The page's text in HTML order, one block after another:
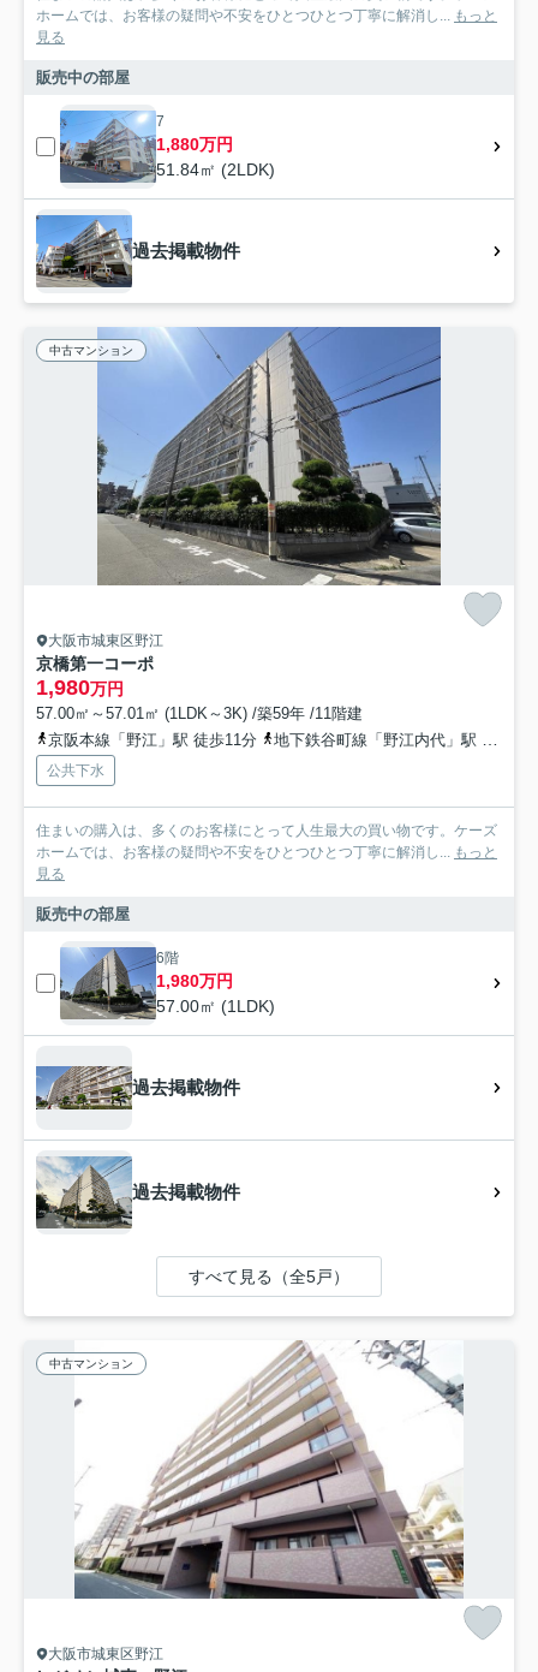
ホームでは、お客様の疑問や不安をひとつひとつ丁寧に解消し... もっと
見る
販売中の部屋
7
1,880万円
51.84㎡ (2LDK)
過去掲載物件
中古マンション
大阪市城東区野江
京橋第一コーポ
1,980万円
57.00㎡～57.01㎡ (1LDK～3K) /築59年 /11階建
京阪本線「野江」駅 徒歩11分
地下鉄谷町線「野江内代」駅 徒歩13分
公共下水
住まいの購入は、多くのお客様にとって人生最大の買い物です。ケーズ
ホームでは、お客様の疑問や不安をひとつひとつ丁寧に解消し... もっと
見る
販売中の部屋
6階
1,980万円
57.00㎡ (1LDK)
過去掲載物件
過去掲載物件
すべて見る（全5戸）
中古マンション
大阪市城東区野江